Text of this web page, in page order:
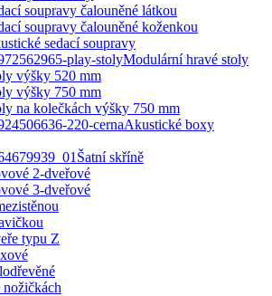
soupravy čalouněné látkou
soupravy čalouněné koženkou
sedací soupravy
Modulární hravé stoly
výšky 520 mm
výšky 750 mm
na kolečkách výšky 750 mm
Akustické boxy
Šatní skříně
2-dveřové
3-dveřové
typu Z
nožičkách